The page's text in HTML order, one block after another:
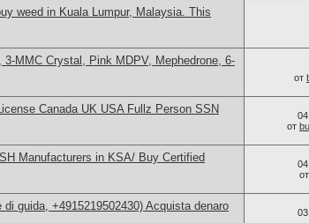
weed in Kuala Lumpur, Malaysia. This
MMC Crystal, Pink MDPV, Mephedrone, 6-
от
Canada UK USA Fullz Person SSN
от
Manufacturers in KSA/ Buy Certified
от
guida, +4915219502430) Acquista denaro